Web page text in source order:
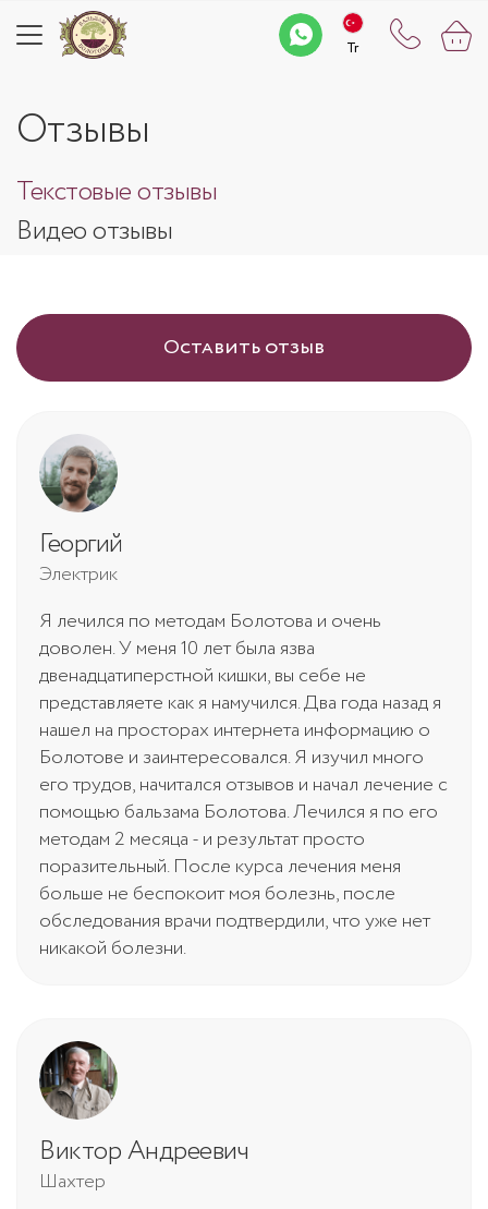
Tr
Tr
Отзывы
Текстовые отзывы
Видео отзывы
Георгий
Электрик
Я лечился по методам Болотова и очень
доволен. У меня 10 лет была язва
двенадцатиперстной кишки, вы себе не
представляете как я намучился. Два года назад я
нашел на просторах интернета информацию о
Болотове и заинтересовался. Я изучил много
его трудов, начитался отзывов и начал лечение с
помощью бальзама Болотова. Лечился я по его
методам 2 месяца - и результат просто
поразительный. После курса лечения меня
больше не беспокоит моя болезнь, после
обследования врачи подтвердили, что уже нет
никакой болезни.
Виктор Андреевич
Шахтер
Оставить отзыв